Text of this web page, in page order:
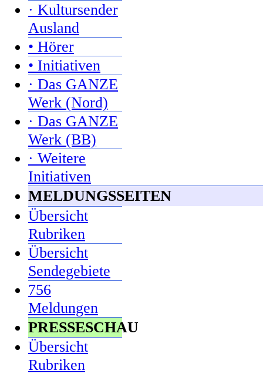
· Kultursender
Ausland
• Hörer
• Initiativen
· Das GANZE
Werk (Nord)
· Das GANZE
Werk (BB)
· Weitere
Initiativen
MELDUNGSSEITEN
Übersicht
Rubriken
Übersicht
Sendegebiete
756
Meldungen
PRESSESCHAU
Übersicht
Rubriken